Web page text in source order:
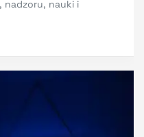
nadzoru, nauki i